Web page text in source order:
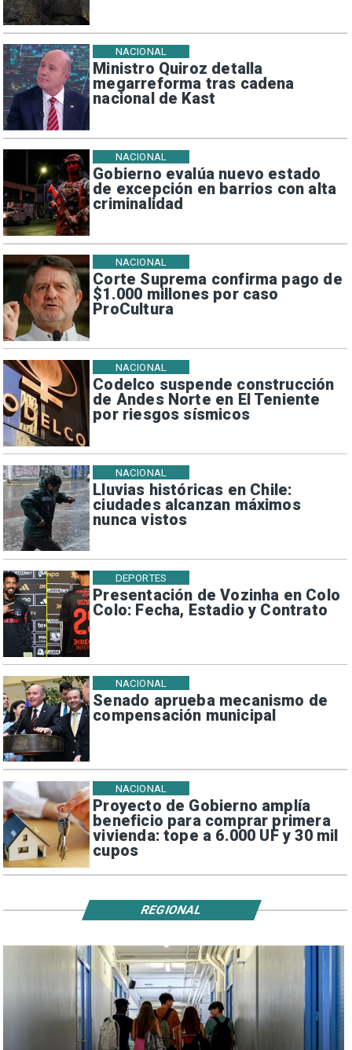
Ministro Quiroz detalla
megarreforma tras cadena
nacional de Kast
NACIONAL
Gobierno evalúa nuevo estado
de excepción en barrios con alta
criminalidad
NACIONAL
Corte Suprema confirma pago de
$1.000 millones por caso
ProCultura
NACIONAL
Codelco suspende construcción
de Andes Norte en El Teniente
por riesgos sísmicos
NACIONAL
Lluvias históricas en Chile:
ciudades alcanzan máximos
nunca vistos
NACIONAL
Presentación de Vozinha en Colo
Colo: Fecha, Estadio y Contrato
DEPORTES
Senado aprueba mecanismo de
compensación municipal
NACIONAL
Proyecto de Gobierno amplía
beneficio para comprar primera
vivienda: tope a 6.000 UF y 30 mil
cupos
NACIONAL
REGIONAL